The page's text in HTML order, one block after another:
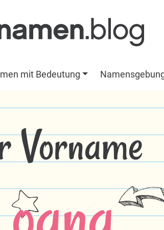
mit Bedeutung
Vorname